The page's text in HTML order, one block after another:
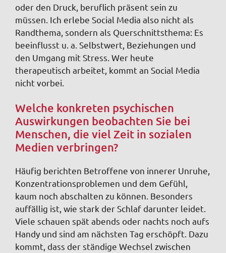
oder den Druck, beruflich präsent sein zu
müssen. Ich erlebe Social Media also nicht als
Randthema, sondern als Querschnittsthema: Es
beeinflusst u. a. Selbstwert, Beziehungen und
den Umgang mit Stress. Wer heute
therapeutisch arbeitet, kommt an Social Media
nicht vorbei.
Welche konkreten psychischen
Auswirkungen beobachten Sie bei
Menschen, die viel Zeit in sozialen
Medien verbringen?
Häufig berichten Betroffene von innerer Unruhe,
Konzentrationsproblemen und dem Gefühl,
kaum noch abschalten zu können. Besonders
auffällig ist, wie stark der Schlaf darunter leidet.
Viele schauen spät abends oder nachts noch aufs
Handy und sind am nächsten Tag erschöpft. Dazu
kommt, dass der ständige Wechsel zwischen